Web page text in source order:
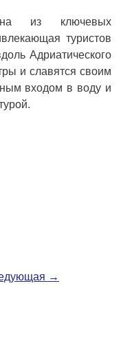
из ключевых
туристов
Адриатического
и славятся своим
входом в воду и
→